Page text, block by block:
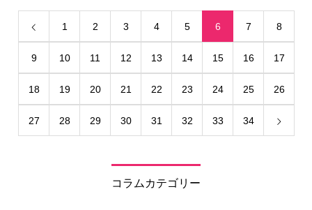
1 2 3 4 5 6 7 8
9 10 11 12 13 14 15 16 17
18 19 20 21 22 23 24 25 26
27 28 29 30 31 32 33 34
コラムカテゴリー